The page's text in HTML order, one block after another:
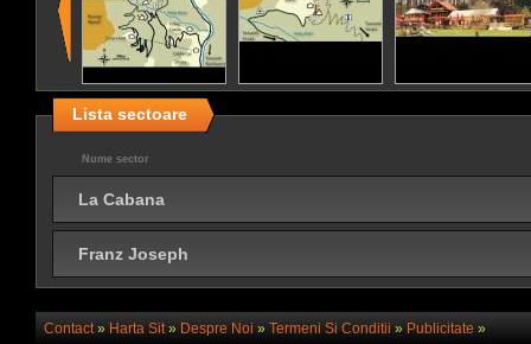
Lista sectoare
Nume sector
La Cabana
Franz Joseph
Contact» Harta Sit» Despre Noi » Termeni Si Conditii » Publicitate»